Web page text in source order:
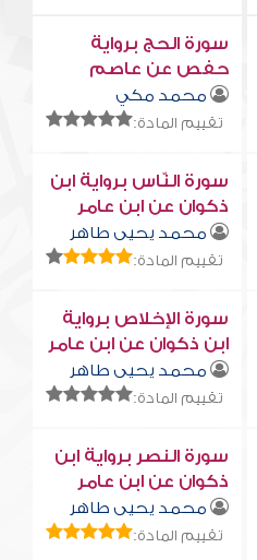
سورة الحج برواية
حفص عن عاصم
محمد مكي
تقييم المادة:
سورة النّاس برواية ابن
ذكوان عن ابن عامر
محمد يحيى طاهر
تقييم المادة:
سورة الإخلاص برواية
ابن ذكوان عن ابن عامر
محمد يحيى طاهر
تقييم المادة:
سورة النصر برواية ابن
ذكوان عن ابن عامر
محمد يحيى طاهر
تقييم المادة: